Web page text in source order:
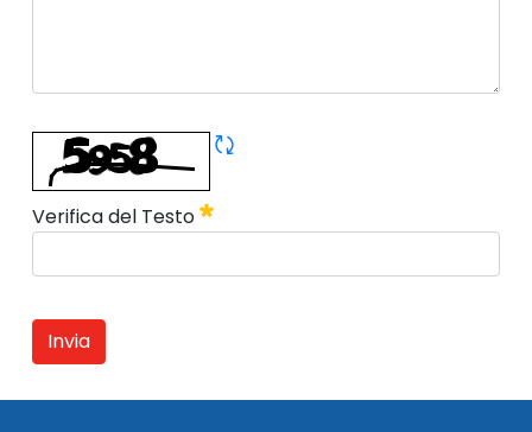
Obbligatorio
Rigene CAPTCHA
Verifica del Testo Obbligatorio
Invia